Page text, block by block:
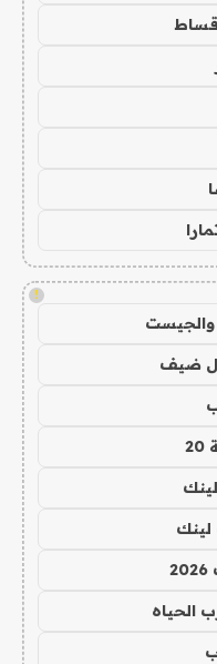
!
والجيست
لينك
الحياه